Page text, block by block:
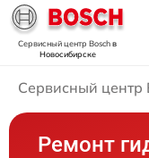
Сервисный центр Boschв
Новосибирске
Сервисный центр
Ремонт